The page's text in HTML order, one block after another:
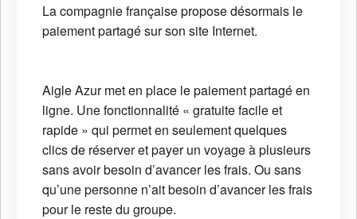
La compagnie française propose désormais le
paiement partagé sur son site Internet.
Aigle Azur met en place le paiement partagé en
ligne. Une fonctionnalité « gratuite facile et
rapide » qui permet en seulement quelques
clics de réserver et payer un voyage à plusieurs
sans avoir besoin d’avancer les frais. Ou sans
qu’une personne n’ait besoin d’avancer les frais
pour le reste du groupe.